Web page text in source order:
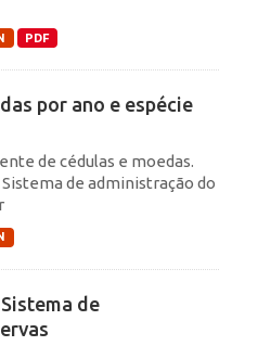
PDF
por ano e espécie
de cédulas e moedas.
de administração do
de